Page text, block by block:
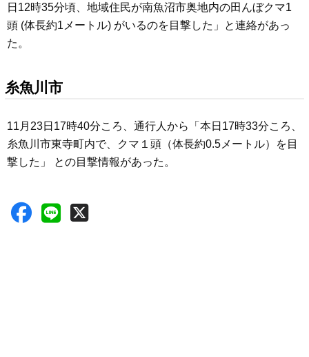
日12時35分頃、地域住民が南魚沼市奥地内の田んぼクマ1
頭 (体長約1メートル) がいるのを目撃した」と連絡があっ
た。
糸魚川市
11月23日17時40分ころ、通行人から「本日17時33分ころ、
糸魚川市東寺町内で、クマ１頭（体長約0.5メートル）を目
撃した」 との目撃情報があった。